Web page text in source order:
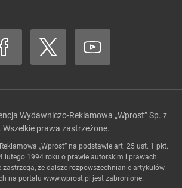
Wydawniczo-Reklamowa „Wprost” Sp. z
Wszelkie prawa zastrzeżone.
„Wprost” na podstawie art. 25 ust. 1 pkt.
lutego 1994 roku o prawie autorskim i prawach
że dalsze rozpowszechnianie artykułów
na portalu www.wprost.pl jest zabronione.